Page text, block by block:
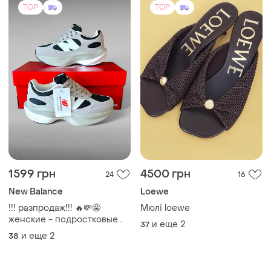
TOP
1599 грн 24
New Balance
!!! разпродаж!!! 🔥💸🤩
женские - подростковые
демисезонные замшевые
кроссовки new balance
38 и еще 2
TOP
4500 грн 16
Loewe
Мюлі loewe
37 и еще 2